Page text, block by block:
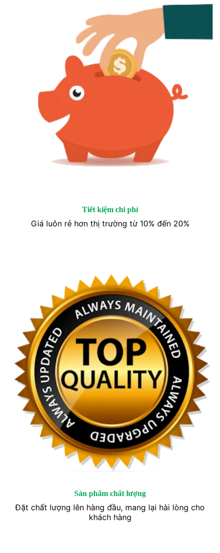
Tiết kiệm chi phí
Giá luôn rẻ hơn thị trường từ 10% đến 20%
Sản phẩm chất lượng
Đặt chất lượng lên hàng đầu, mang lại hài lòng cho
khách hàng